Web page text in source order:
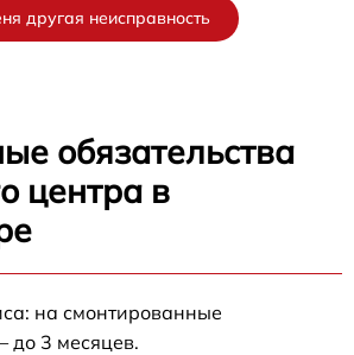
другая неисправность
обязательства
центра в
на смонтированные
3 месяцев.